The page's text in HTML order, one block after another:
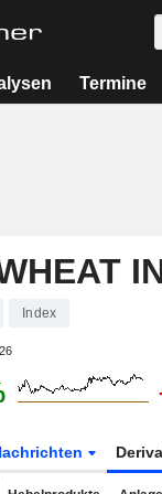
Termine
Index